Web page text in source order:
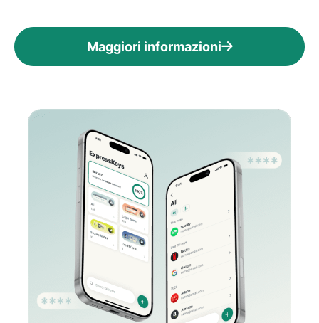
Maggiori informazioni